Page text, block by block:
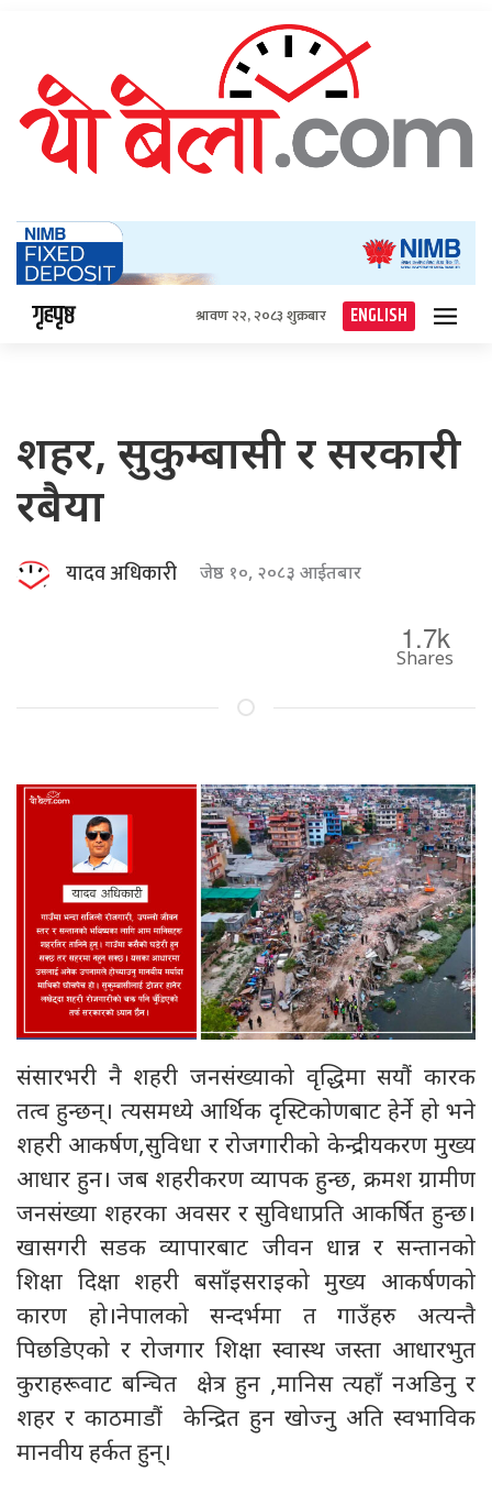
गृहपृष्ठ श्रावण २२, २०८३ शुक्रबार ENGLISH
शहर, सुकुम्बासी र सरकारी
रबैया
यादव अधिकारी जेष्ठ १०, २०८३ आईतबार
1.7k
Shares
संसारभरी नै शहरी जनसंख्याको वृद्धिमा सयौं कारक
तत्व हुन्छन्। त्यसमध्ये आर्थिक दृस्टिकोणबाट हेर्ने हो भने
शहरी आकर्षण,सुविधा र रोजगारीको केन्द्रीयकरण मुख्य
आधार हुन। जब शहरीकरण व्यापक हुन्छ, क्रमश ग्रामीण
जनसंख्या शहरका अवसर र सुविधाप्रति आकर्षित हुन्छ।
खासगरी सडक व्यापारबाट जीवन धान्न र सन्तानको
शिक्षा दिक्षा शहरी बसाँइसराइको मुख्य आकर्षणको
कारण हो।नेपालको सन्दर्भमा त गाउँहरु अत्यन्तै
पिछडिएको र रोजगार शिक्षा स्वास्थ जस्ता आधारभुत
कुराहरूवाट बन्चित क्षेत्र हुन ,मानिस त्यहाँ नअडिनु र
शहर र काठमाडौं केन्द्रित हुन खोज्नु अति स्वभाविक
मानवीय हर्कत हुन्।